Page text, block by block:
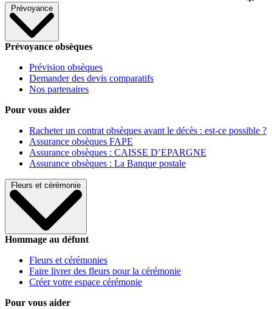
Prévoyance
Prévoyance obsèques
Prévision obsèques
Demander des devis comparatifs
Nos partenaires
Pour vous aider
Racheter un contrat obsèques avant le décès : est-ce possible ?
Assurance obsèques FAPE
Assurance obsèques : CAISSE D’EPARGNE
Assurance obsèques : La Banque postale
Fleurs et cérémonie
Hommage au défunt
Fleurs et cérémonies
Faire livrer des fleurs pour la cérémonie
Créer votre espace cérémonie
Pour vous aider